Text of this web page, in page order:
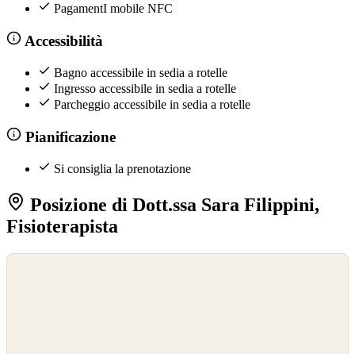
PagamentI mobile NFC
Accessibilità
Bagno accessibile in sedia a rotelle
Ingresso accessibile in sedia a rotelle
Parcheggio accessibile in sedia a rotelle
Pianificazione
Si consiglia la prenotazione
Posizione di Dott.ssa Sara Filippini,
Fisioterapista